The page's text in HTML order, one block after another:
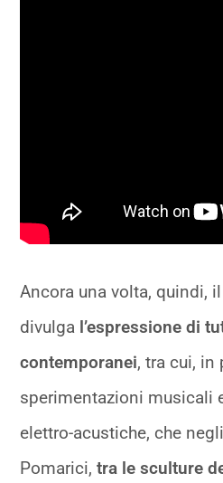
Ancora una volta, quindi,
divulga l’espressione di
contemporanei, tra cui, in
sperimentazioni musicali
elettro-acustiche, che
Pomarici,tra le sculture